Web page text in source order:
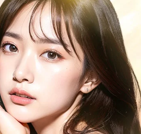
イトサービスプロバイダ等の第三者
あります。
ケア対応、これらに付随する諸対応等